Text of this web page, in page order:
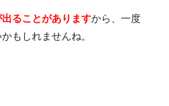
ることがありますから、一度
もしれませんね。